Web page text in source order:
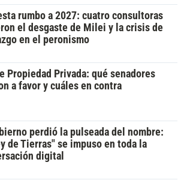
rumbo a 2027: cuatro consultoras
el desgaste de Milei y la crisis de
en el peronismo
Propiedad Privada: qué senadores
a favor y cuáles en contra
perdió la pulseada del nombre:
de Tierras" se impuso en toda la
digital